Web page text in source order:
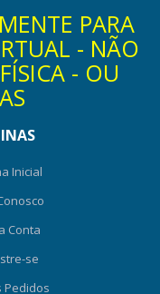
PARA
- NÃO
- OU
Inicial
Conta
se
Pedidos